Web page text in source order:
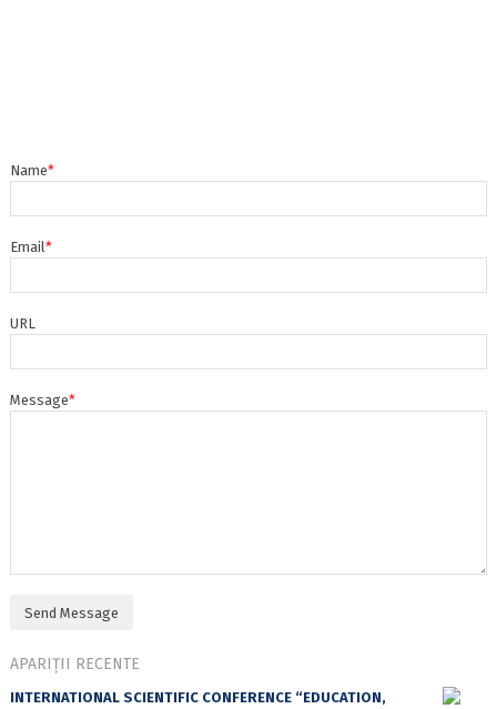
Name*
Email*
URL
Message*
APARIȚII RECENTE
INTERNATIONAL SCIENTIFIC CONFERENCE “EDUCATION,